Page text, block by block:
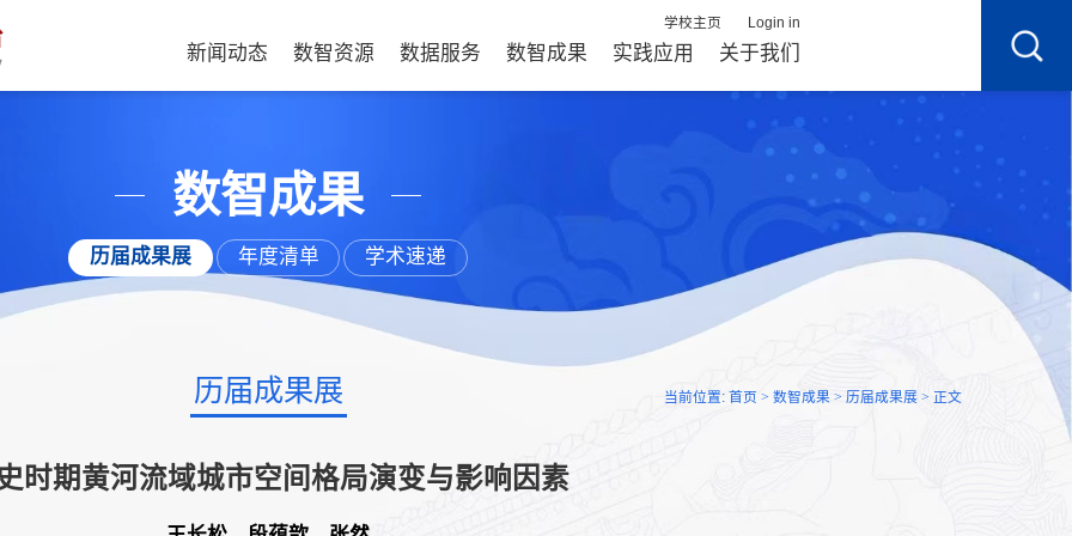
新闻动态 数智资源 数据服务 数智成果 实践应用 关于我们
学校主页 Login in
数智成果
历届成果展 年度清单 学术速递
历届成果展 当前位置: 首页 > 数智成果 > 历届成果展 > 正文
时期黄河流域城市空间格局演变与影响因素